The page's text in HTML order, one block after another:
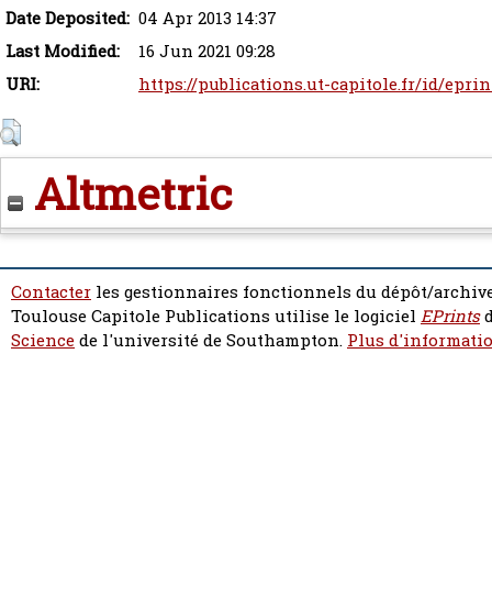
Date Deposited: 04 Apr 2013 14:37
Last Modified:
16 Jun 2021 09:28
URI:
https://publications.ut-capitole.fr/id/
Altmetric
Contacter les gestionnaires fonctionnels du dépôt/
Toulouse Capitole Publications utilise le logiciel EPrints
Sciencede l'université de Southampton. Plus